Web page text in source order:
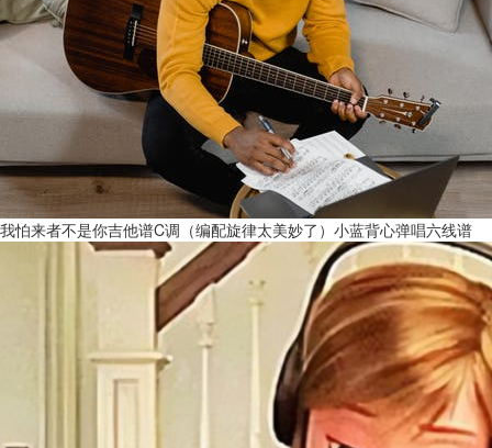
我怕来者不是你吉他谱C调（编配旋律太美妙了）小蓝背心弹唱六线谱